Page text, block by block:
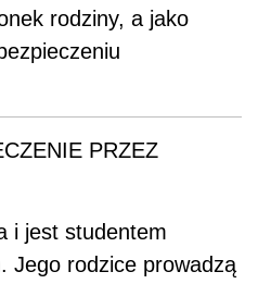
rodziny, a jako
PRZEZ
i jest studentem
Jego rodzice prowadzą